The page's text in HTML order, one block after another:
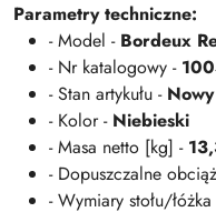
Parametry techniczne:
- Model - Bordeux
- Nr katalogowy -
- Stan artykułu - Nowy
- Kolor - Niebieski
- Masa netto [kg] -
- Dopuszczalne
- Wymiary stołu/